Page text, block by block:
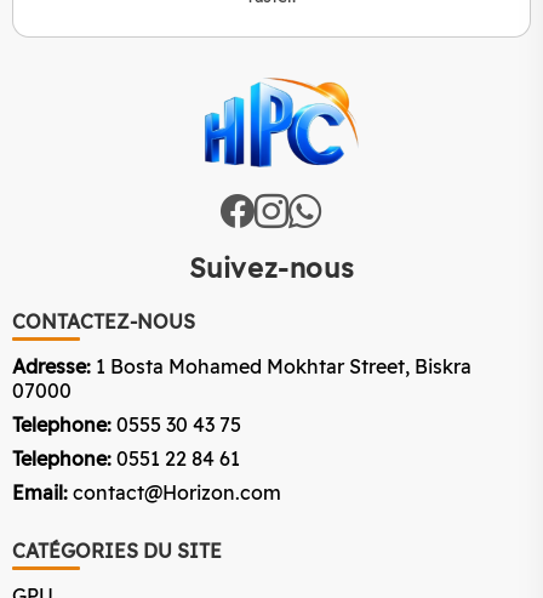
Suivez-nous
CONTACTEZ-NOUS
Adresse: 1 Bosta Mohamed Mokhtar Street, Biskra
07000
Telephone: 0555 30 43 75
Telephone: 0551 22 84 61
Email: contact@Horizon.com
CATÉGORIES DU SITE